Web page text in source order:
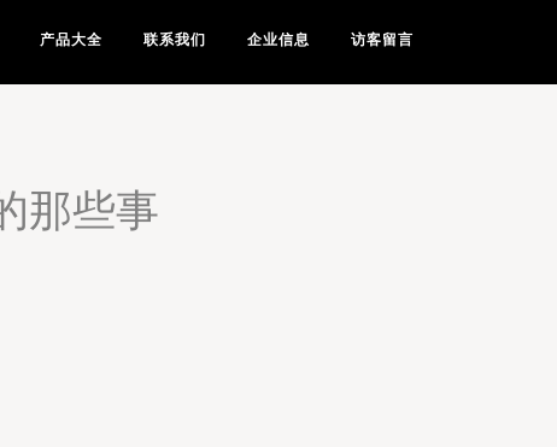
产品大全 联系我们 企业信息 访客留言
那些事